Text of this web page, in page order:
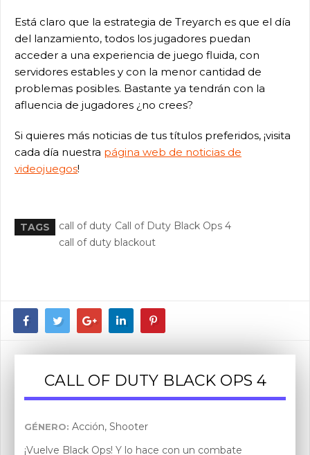
Está claro que la estrategia de Treyarch es que el día
del lanzamiento, todos los jugadores puedan
acceder a una experiencia de juego fluida, con
servidores estables y con la menor cantidad de
problemas posibles. Bastante ya tendrán con la
afluencia de jugadores ¿no crees?
Si quieres más noticias de tus títulos preferidos, ¡visita
cada día nuestra página web de noticias de
videojuegos!
TAGS call of duty Call of Duty Black Ops 4
call of duty blackout
CALL OF DUTY BLACK OPS 4
GÉNERO: Acción, Shooter
¡Vuelve Black Ops! Y lo hace con un combate